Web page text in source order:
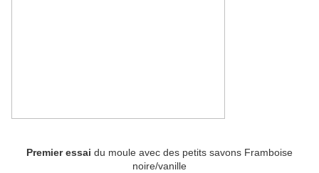
Premier essai du moule avec des petits savons Framboise
noire/vanille